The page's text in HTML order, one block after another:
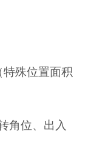
殊位置面积
位、出入